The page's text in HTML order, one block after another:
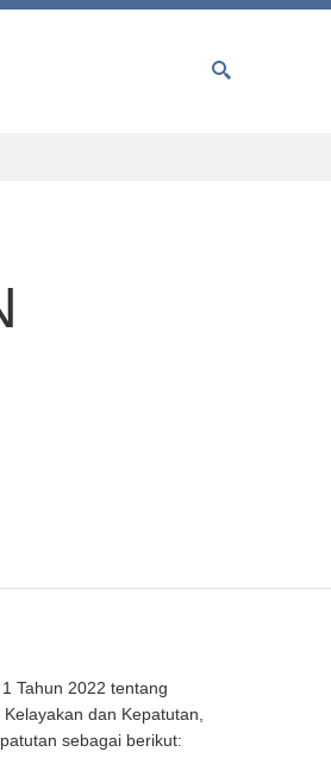
Tahun 2022 tentang
dan Kepatutan,
sebagai berikut: